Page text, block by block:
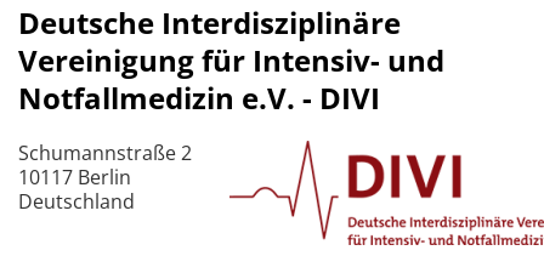
Deutsche Interdisziplinäre
Vereinigung für Intensiv- und
Notfallmedizin e.V. - DIVI
Schumannstraße 2
10117 Berlin
Deutschland